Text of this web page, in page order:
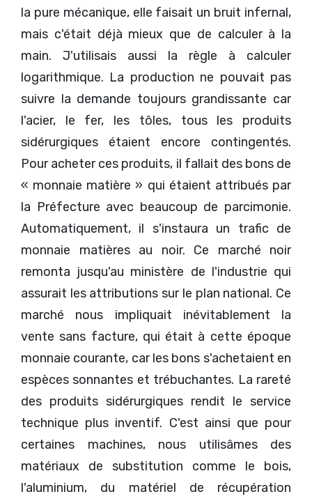
la pure mécanique, elle faisait un bruit infernal,
mais c'était déjà mieux que de calculer à la
main. J'utilisais aussi la règle à calculer
logarithmique. La production ne pouvait pas
suivre la demande toujours grandissante car
l'acier, le fer, les tôles, tous les produits
sidérurgiques étaient encore contingentés.
Pour acheter ces produits, il fallait des bons de
« monnaie matière » qui étaient attribués par
la Préfecture avec beaucoup de parcimonie.
Automatiquement, il s'instaura un trafic de
monnaie matières au noir. Ce marché noir
remonta jusqu'au ministère de l'industrie qui
assurait les attributions sur le plan national. Ce
marché nous impliquait inévitablement la
vente sans facture, qui était à cette époque
monnaie courante, car les bons s'achetaient en
espèces sonnantes et trébuchantes. La rareté
des produits sidérurgiques rendit le service
technique plus inventif. C'est ainsi que pour
certaines machines, nous utilisâmes des
matériaux de substitution comme le bois,
l'aluminium, du matériel de récupération